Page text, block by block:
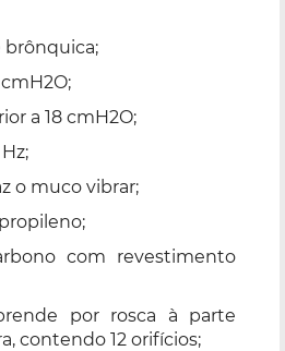
brônquica;
a 18 cmH2O;
o muco vibrar;
com revestimento
por rosca à parte
contendo 12 orifícios;